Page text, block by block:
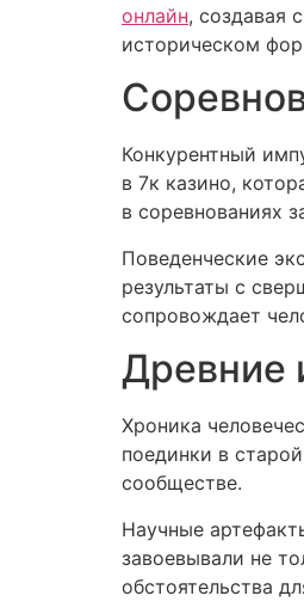
онлайн, создавая
историческом
Конкурентный
в 7к казино,
в соревнованиях
Поведенческие
результаты с
сопровождает
Древние
Хроника
поединки в
сообществе.
Научные
завоевывали не
обстоятельства